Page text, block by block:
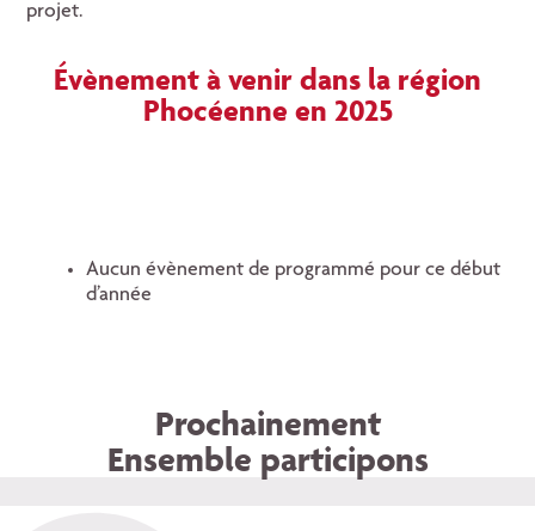
projet.
Évènement à venir dans la région
Phocéenne en 2025
Aucun évènement de programmé pour ce début
d’année
Prochainement
Ensemble participons